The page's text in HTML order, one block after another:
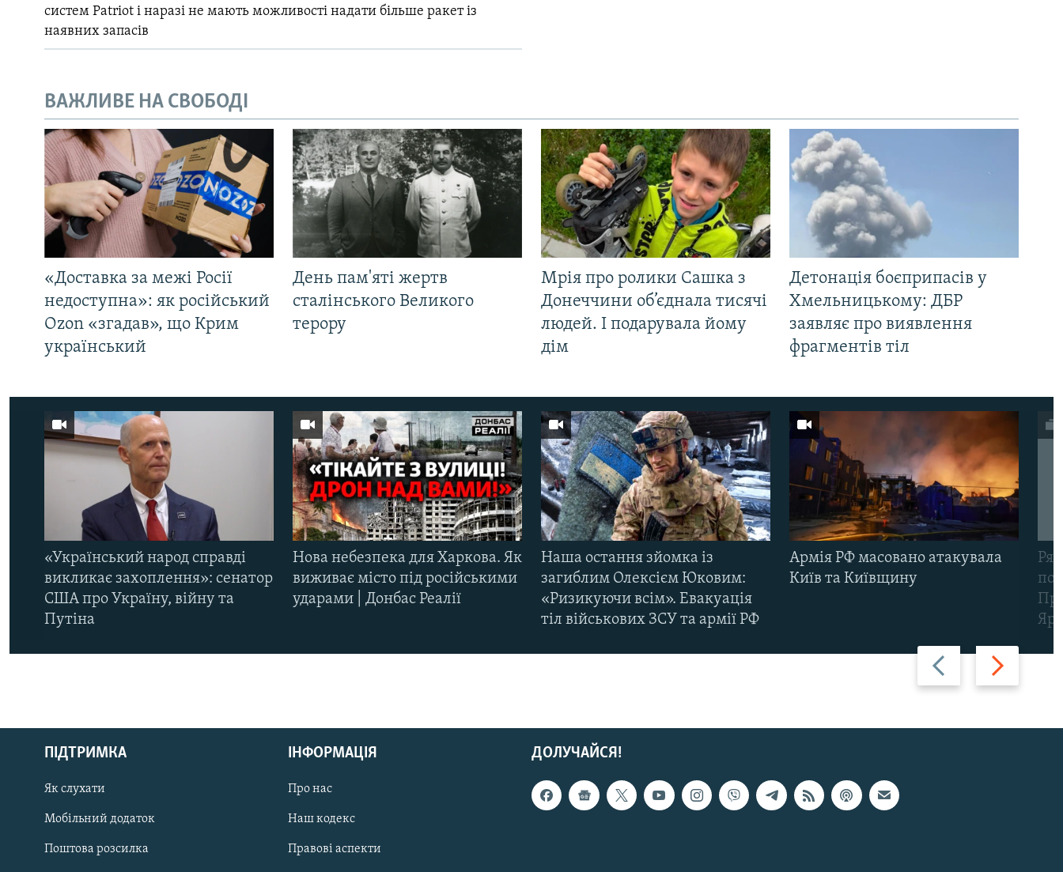
РУС
ДОЛУЧАЙСЯ!
систем Patriot і наразі не мають можливості надати більше ракет із
наявних запасів
ВАЖЛИВЕ НА СВОБОДІ
«Доставка за межі Росії
недоступна»: як російський
Ozon «згадав», що Крим
український
День пам'яті жертв
сталінського Великого
терору
Мрія про ролики Сашка з
Донеччини об’єднала тисячі
людей. І подарувала йому
дім
Детонація боєприпасів у
Хмельницькому: ДБР
заявляє про виявлення
фрагментів тіл
Назад Вперед
«Український народ справді
викликає захоплення»: сенатор
США про Україну, війну та
Путіна
Нова небезпека для Харкова. Як
виживає місто під російськими
ударами | Донбас Реалії
Наша остання зйомка із
загиблим Олексієм Юковим:
«Ризикуючи всім». Евакуація
тіл військових ЗСУ та армії РФ
Армія РФ масовано атакувала
Київ та Київщину
ДОЛУЧАЙСЯ!
ПІДТРИМКА
Як слухати
Мобільний додаток
Поштова розсилка
ІНФОРМАЦІЯ
Про нас
Наш кодекс
Правові аспекти